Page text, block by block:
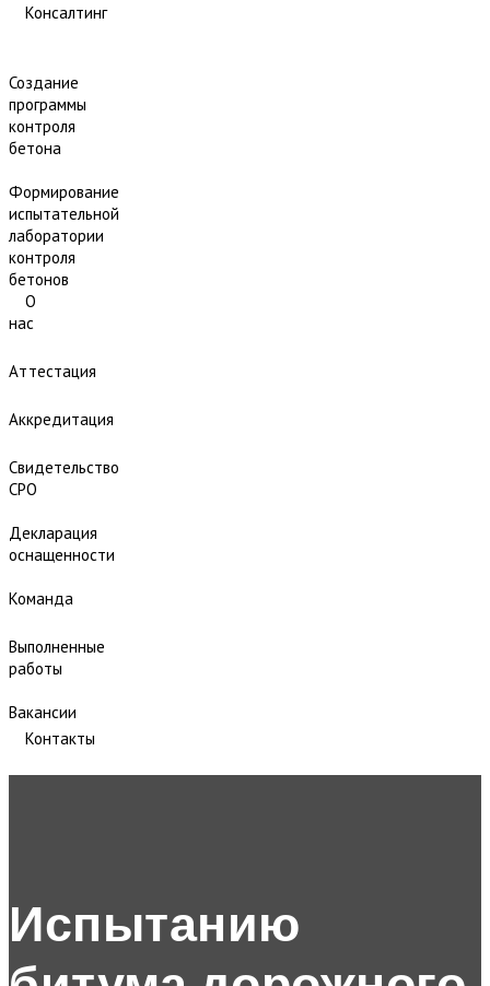
Консалтинг
Создание
программы
контроля
бетона
Формирование
испытательной
лаборатории
контроля
бетонов
О
нас
Аттестация
Аккредитация
Свидетельство
СРО
Декларация
оснащенности
Команда
Выполненные
работы
Вакансии
Контакты
Испытанию